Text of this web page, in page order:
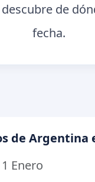
de
fecha.
de Argentina
Enero